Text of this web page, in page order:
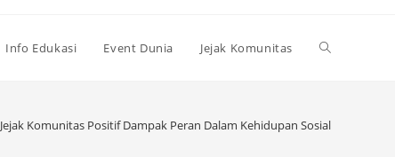
Info Edukasi Event Dunia Jejak Komunitas Toggle
Jejak Komunitas Positif Dampak Peran Dalam Kehidupan Sosial